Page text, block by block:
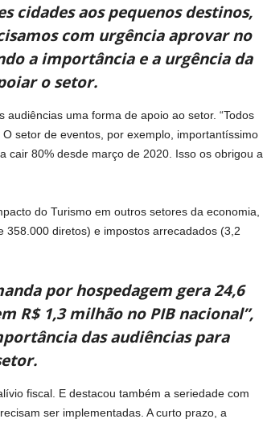
cidades aos pequenos destinos,
com urgência aprovar no
a importância e a urgência da
o setor.
uma forma de apoio ao setor. “Todos
setor de eventos, por exemplo, importantíssimo
cair 80% desde março de 2020. Isso os obrigou a
do Turismo em outros setores da economia,
diretos) e impostos arrecadados (3,2
por hospedagem gera 24,6
R$ 1,3 milhão no PIB nacional”,
das audiências para
fiscal. E destacou também a seriedade com
ser implementadas. A curto prazo, a